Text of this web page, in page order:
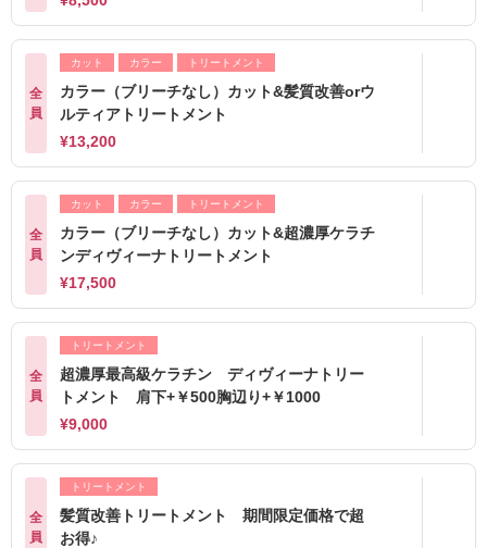
全
員
カット カラー トリートメント
カラー（ブリーチなし）カット&髪質改善orウ
ルティアトリートメント
¥13,200
全
員
カット カラー トリートメント
カラー（ブリーチなし）カット&超濃厚ケラチ
ンディヴィーナトリートメント
¥17,500
全
員
トリートメント
超濃厚最高級ケラチン ディヴィーナトリー
トメント 肩下+￥500胸辺り+￥1000
¥9,000
全
員
トリートメント
髪質改善トリートメント 期間限定価格で超
お得♪